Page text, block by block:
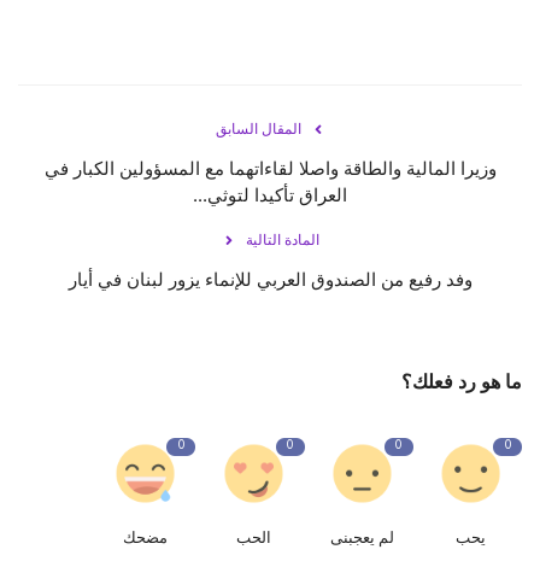
المقال السابق
وزيرا المالية والطاقة واصلا لقاءاتهما مع المسؤولين الكبار في
العراق تأكيدا لتوثي...
المادة التالية
وفد رفيع من الصندوق العربي للإنماء يزور لبنان في أيار
ما هو رد فعلك؟
0
يحب
0
لم يعجبنى
0
الحب
0
مضحك